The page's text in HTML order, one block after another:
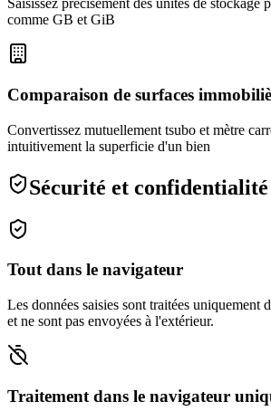
Saisissez précisément des unités de stockage
comme GB et GiB
Comparaison de surfaces
Convertissez mutuellement tsubo et mètre
intuitivement la superficie d'un bien
Sécurité et confidentialité
Tout dans le navigateur
Les données saisies sont traitées uniquement
et ne sont pas envoyées à l'extérieur.
Traitement dans le navigateur